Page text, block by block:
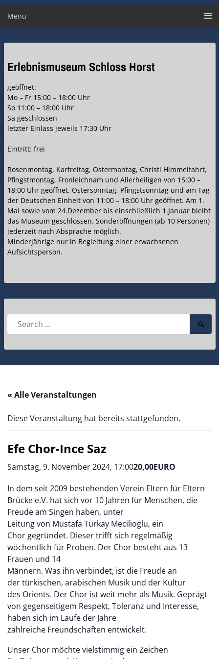
Menu
Erlebnismuseum Schloss Horst
geöffnet:
Mo – Fr 15:00 – 18:00 Uhr
So 11:00 – 18:00 Uhr
Sa geschlossen
letzter Einlass jeweils 17:30 Uhr
Eintritt: frei
Rosenmontag, Karfreitag, Ostermontag, Christi Himmelfahrt,
Pfingstmontag, Fronleichnam und Allerheiligen von 15:00 –
18:00 Uhr geöffnet. Ostersonntag, Pfingstsonntag und am Tag
der Deutschen Einheit von 11:00 – 18:00 Uhr geöffnet. Am 1.
Mai sowie vom 24.Dezember bis einschließlich 1.Januar bleibt
das Museum geschlossen. Sonderöffnungen (ab 10 Personen)
jederzeit nach Absprache möglich.
Minderjährige nur in Begleitung einer erwachsenen
Aufsichtsperson.
Search
« Alle Veranstaltungen
Diese Veranstaltung hat bereits stattgefunden.
Efe Chor-Ince Saz
Samstag, 9. November 2024, 17:0020,00EURO
In dem seit 2009 bestehenden Verein Eltern für Eltern
Brücke e.V. hat sich vor 10 Jahren für Menschen, die
Freude am Singen haben, unter
Leitung von Mustafa Turkay Mecilioglu, ein
Chor gegründet. Dieser trifft sich regelmäßig
wöchentlich für Proben. Der Chor besteht aus 13
Frauen und 14
Männern. Was ihn verbindet, ist die Freude an
der türkischen, arabischen Musik und der Kultur
des Orients. Der Chor ist weit mehr als Musik. Geprägt
von gegenseitigem Respekt, Toleranz und Interesse,
haben sich im Laufe der Jahre
zahlreiche Freundschaften entwickelt.
Unser Chor möchte vielstimmig ein Zeichen